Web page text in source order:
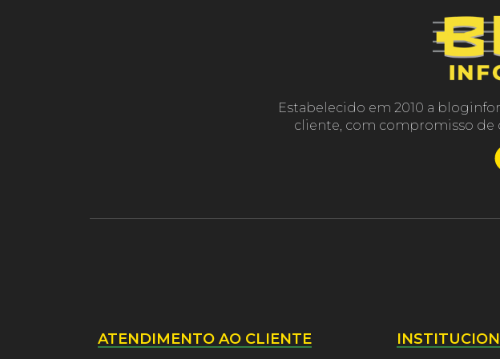
Estabelecido em 2010 a
cliente, com compromisso de
ATENDIMENTO AO CLIENTE